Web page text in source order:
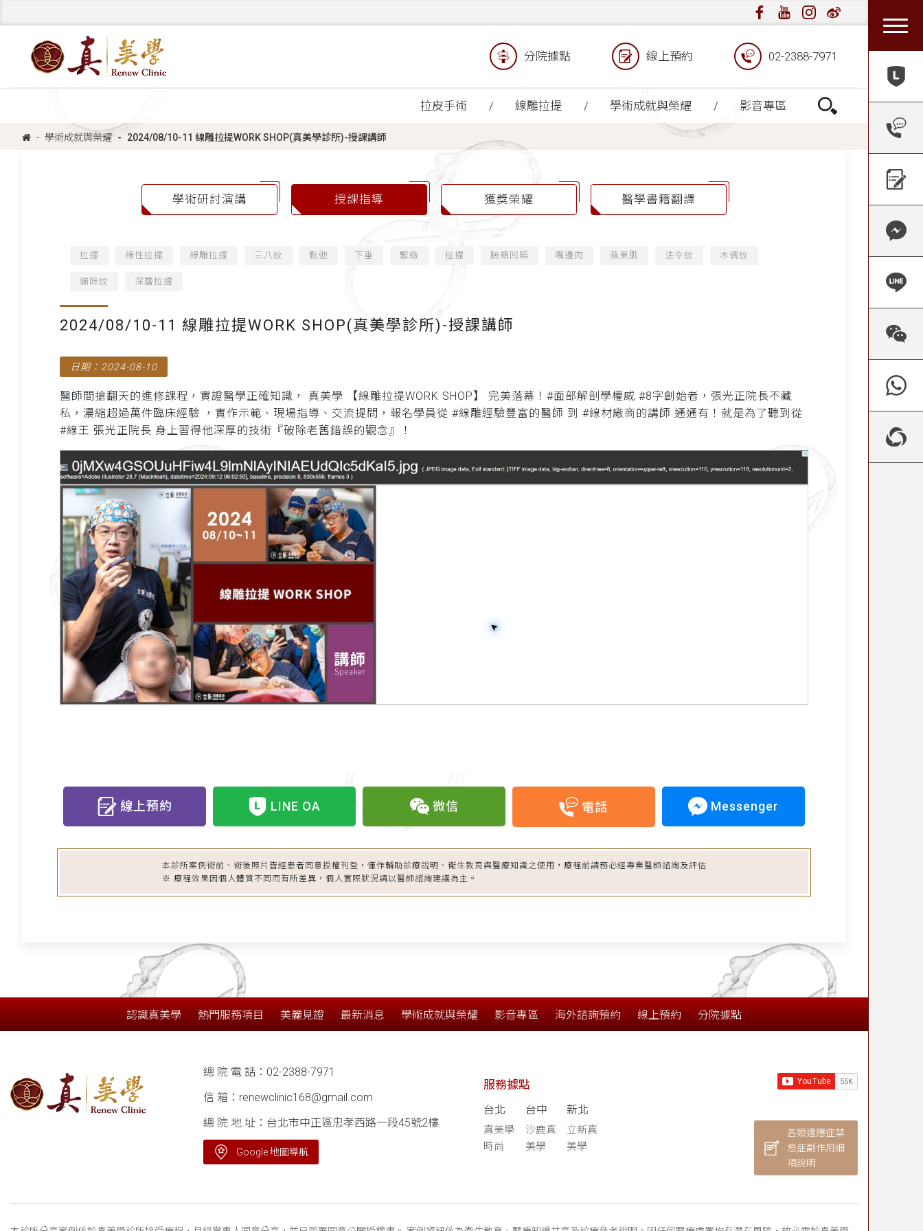
分院據點 線上預約 02-2388-7971
拉皮手術 線雕拉提 學術成就與榮耀 影音專區
學術成就與榮耀 2024/08/10-11 線雕拉提WORK SHOP(真美學診所)-授課講師
學術研討演講 授課指導 獲獎榮耀 醫學書籍翻譯
拉提 線性拉提 線雕拉提 三八紋 鬆弛 下垂 緊緻 拉提 臉頰凹陷 嘴邊肉 蘋果肌 法令紋 木偶紋
貓咪紋 深層拉提
2024/08/10-11 線雕拉提WORK SHOP(真美學診所)-授課講師
日期：2024-08-10
醫師間搶翻天的進修課程，實證醫學正確知識， 真美學 【線雕拉提WORK SHOP】 完美落幕！#面部解剖學權威 #8字創始者，張光正院長不藏
私，濃縮超過萬件臨床經驗 ，實作示範、現場指導、交流提問，報名學員從 #線雕經驗豐富的醫師 到 #線材廠商的講師 通通有！就是為了聽到從
#線王 張光正院長 身上習得他深厚的技術『破除老舊錯誤的觀念』！
線上預約 LINE OA 微信 電話 Messenger
本診所案例術前、術後照片皆經患者同意授權刊登，僅作輔助診療說明、衛生教育與醫療知識之使用，療程前請務必經專業醫師諮詢及評估
※ 療程效果因個人體質不同而有所差異，個人實際狀況請以醫師諮詢建議為主。
認識真美學 熱門服務項目 美麗見證 最新消息 學術成就與榮耀 影音專區 海外諮詢預約 線上預約 分院據點
總 院 電 話： 02-2388-7971
信 箱： renewclinic168@gmail.com
總 院 地 址：台北市中正區忠孝西路一段45號2樓
Google 地圖導航
服務據點
台北
真美學
時尚
台中
沙鹿真
美學
新北
立新真
美學
各類適應症禁
忌症副作用細
項說明